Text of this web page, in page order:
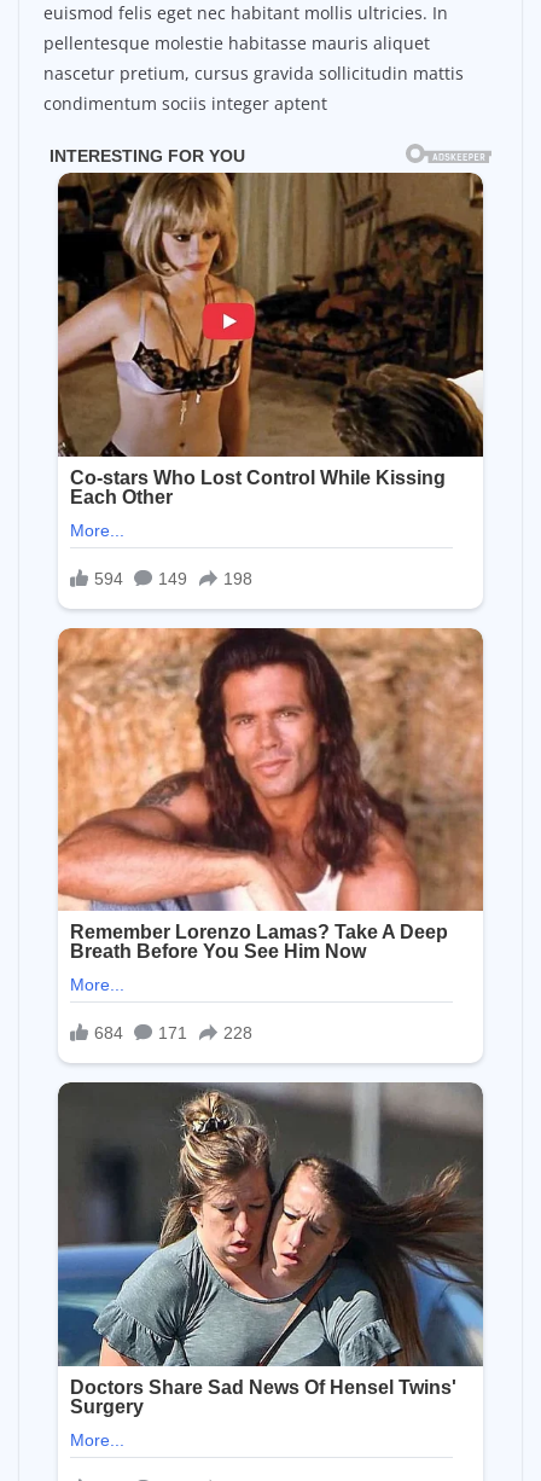
euismod felis eget nec habitant mollis ultricies. In
pellentesque molestie habitasse mauris aliquet
nascetur pretium, cursus gravida sollicitudin mattis
condimentum sociis integer aptent